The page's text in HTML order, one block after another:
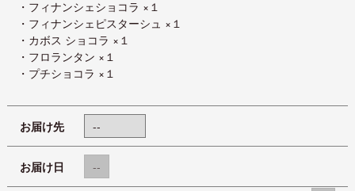
・フィナンシェショコラ ×１
・フィナンシェピスターシュ ×１
・カボス ショコラ ×１
・フロランタン ×１
・プチショコラ ×１
お届け先
お届け日